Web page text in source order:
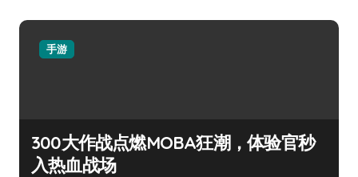
手游
300大作战点燃MOBA狂潮，体验官秒
入热血战场